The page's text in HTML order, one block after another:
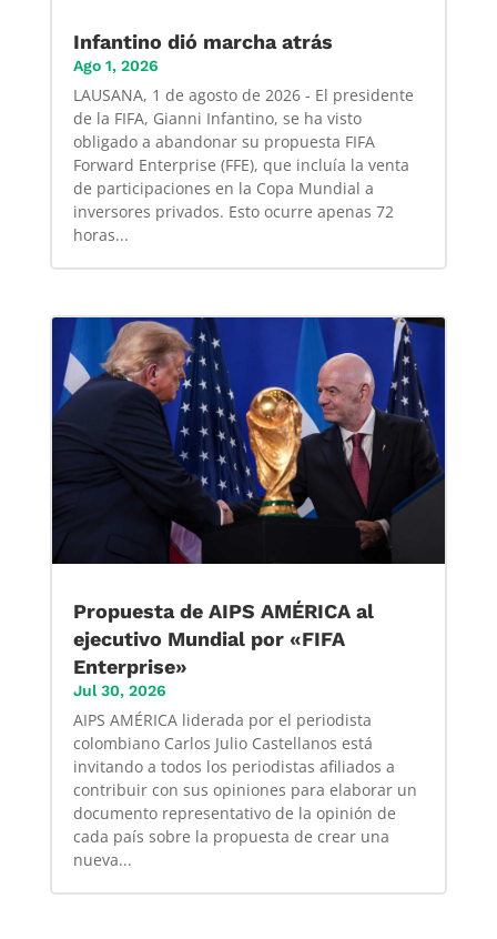
Infantino dió marcha atrás
Ago 1, 2026
LAUSANA, 1 de agosto de 2026 - El presidente
de la FIFA, Gianni Infantino, se ha visto
obligado a abandonar su propuesta FIFA
Forward Enterprise (FFE), que incluía la venta
de participaciones en la Copa Mundial a
inversores privados. Esto ocurre apenas 72
horas...
Propuesta de AIPS AMÉRICA al
ejecutivo Mundial por «FIFA
Enterprise»
Jul 30, 2026
AIPS AMÉRICA liderada por el periodista
colombiano Carlos Julio Castellanos está
invitando a todos los periodistas afiliados a
contribuir con sus opiniones para elaborar un
documento representativo de la opinión de
cada país sobre la propuesta de crear una
nueva...